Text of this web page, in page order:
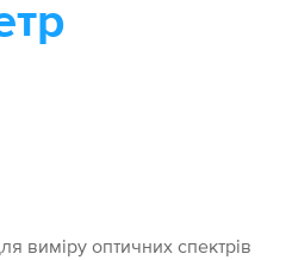
виміру оптичних спектрів